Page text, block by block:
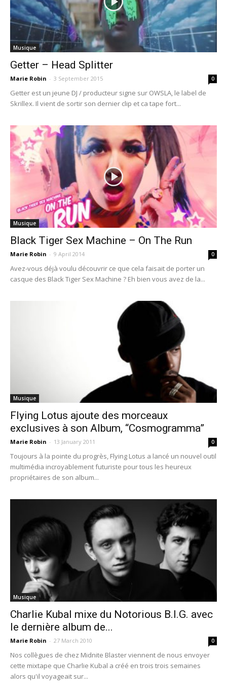
Musique
Getter – Head Splitter
Marie Robin - 3 September 2015 0
Getter est un jeune DJ / producteur signe sur OWSLA, le label de
Skrillex. Il vient de sortir son dernier clip et ca tape fort...
Musique
Black Tiger Sex Machine – On The Run
Marie Robin - 9 April 2014 0
Avez-vous déjà voulu découvrir ce que cela faisait de porter un
casque des Black Tiger Sex Machine ? Eh bien vous avez de la...
Musique
Flying Lotus ajoute des morceaux
exclusives à son Album, “Cosmogramma”
Marie Robin - 13 January 2011 0
Toujours à la pointe du progrès, Flying Lotus a lancé un nouvel outil
multimédia incroyablement futuriste pour tous les heureux
propriétaires de son album...
Musique
Charlie Kubal mixe du Notorious B.I.G. avec
le dernière album de...
Marie Robin - 27 March 2010 0
Nos collègues de chez Midnite Blaster viennent de nous envoyer
cette mixtape que Charlie Kubal a créé en trois trois semaines
alors qu'il voyageait sur...